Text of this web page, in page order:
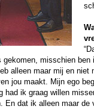
misschien ben
alleen maar mij en
jou maakt. Mijn ego
had ik graag willen
En dat ik alleen maar